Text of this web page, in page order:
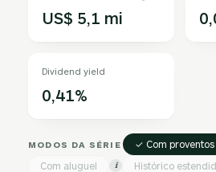
US$ 5,1 mi
Dividend yield
0,41%
MODOS DA SÉRIE ✓ Com proventos
Com aluguel i Histórico